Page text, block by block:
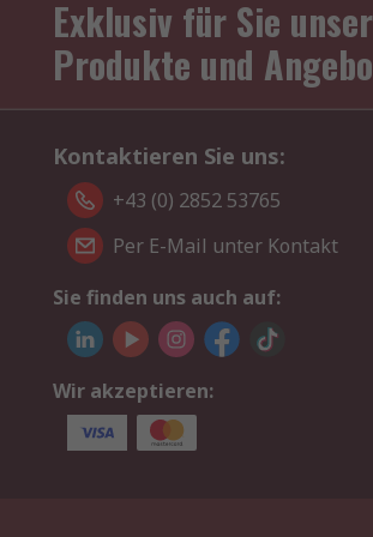
Exklusiv für Sie
Produkte und
Kontaktieren Sie uns:
+43 (0) 2852 53765
Per E-Mail unter Kontakt
Sie finden uns auch auf:
Wir akzeptieren: